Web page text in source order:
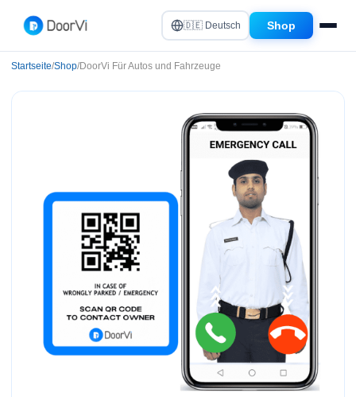
🇩🇪 Deutsch Shop
Startseite/Shop/DoorVi Für Autos und Fahrzeuge